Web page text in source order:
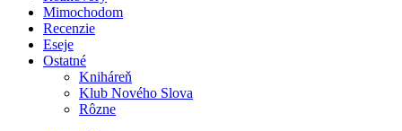
Mimochodom
Recenzie
Eseje
Ostatné
Kniháreň
Klub Nového Slova
Rôzne